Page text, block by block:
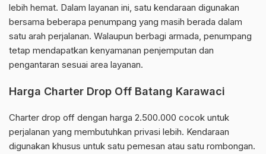
lebih hemat. Dalam layanan ini, satu kendaraan digunakan
bersama beberapa penumpang yang masih berada dalam
satu arah perjalanan. Walaupun berbagi armada, penumpang
tetap mendapatkan kenyamanan penjemputan dan
pengantaran sesuai area layanan.
Harga Charter Drop Off Batang Karawaci
Charter drop off dengan harga 2.500.000 cocok untuk
perjalanan yang membutuhkan privasi lebih. Kendaraan
digunakan khusus untuk satu pemesan atau satu rombongan.